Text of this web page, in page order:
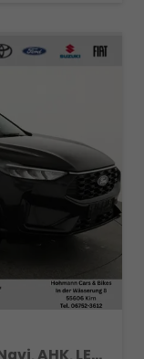
ST-Line 1.5 EcoBoost ST-Line, Navi, AHK, LED, Kamera, Winter, FS beheizbar, 5 J.-Garantie